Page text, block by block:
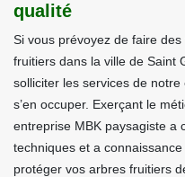
qualité
Si vous prévoyez de faire
fruitiers dans la ville de Saint
solliciter les services de
s’en occuper. Exerçant le
entreprise MBK paysagiste a
techniques et a
protéger vos arbres fruitiers